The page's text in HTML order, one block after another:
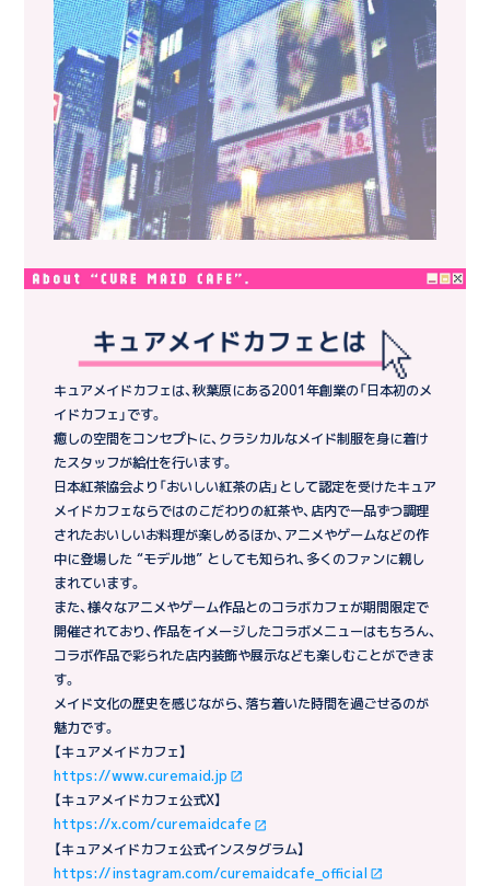
キュアメイドカフェは、秋葉原にある2001年創業の「日本初のメ
イドカフェ」です。
癒しの空間をコンセプトに、クラシカルなメイド制服を身に着け
たスタッフが給仕を行います。
日本紅茶協会より「おいしい紅茶の店」として認定を受けたキュア
メイドカフェならではのこだわりの紅茶や、店内で一品ずつ調理
されたおいしいお料理が楽しめるほか、アニメやゲームなどの作
中に登場した “モデル地” としても知られ、多くのファンに親し
まれています。
また、様々なアニメやゲーム作品とのコラボカフェが期間限定で
開催されており、作品をイメージしたコラボメニューはもちろん、
コラボ作品で彩られた店内装飾や展示なども楽しむことができま
す。
メイド文化の歴史を感じながら、落ち着いた時間を過ごせるのが
魅力です。
【キュアメイドカフェ】
https://www.curemaid.jp
【キュアメイドカフェ公式X】
https://x.com/curemaidcafe
【キュアメイドカフェ公式インスタグラム】
https://instagram.com/curemaidcafe_official